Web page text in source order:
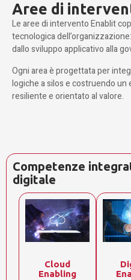
Aree di
Le aree di intervento Enablit
tecnologica
dallo sviluppo applicativo alla
Ogni area è progettata per
logiche a silos e costruendo
resiliente e orientato al valore.
Competenze
digitale
Cloud
Enabling